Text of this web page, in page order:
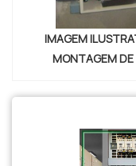
IMAGEM
MONTAGEM DE